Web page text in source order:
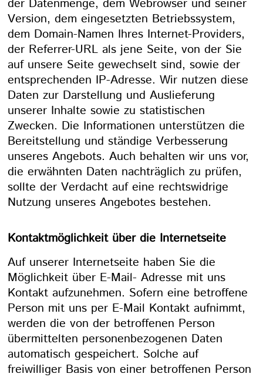
der Datenmenge, dem Webrowser und seiner
Version, dem eingesetzten Betriebssystem,
dem Domain-Namen Ihres Internet-Providers,
der Referrer-URL als jene Seite, von der Sie
auf unsere Seite gewechselt sind, sowie der
entsprechenden IP-Adresse. Wir nutzen diese
Daten zur Darstellung und Auslieferung
unserer Inhalte sowie zu statistischen
Zwecken. Die Informationen unterstützen die
Bereitstellung und ständige Verbesserung
unseres Angebots. Auch behalten wir uns vor,
die erwähnten Daten nachträglich zu prüfen,
sollte der Verdacht auf eine rechtswidrige
Nutzung unseres Angebotes bestehen.
Kontaktmöglichkeit über die Internetseite
Auf unserer Internetseite haben Sie die
Möglichkeit über E-Mail- Adresse mit uns
Kontakt aufzunehmen. Sofern eine betroffene
Person mit uns per E-Mail Kontakt aufnimmt,
werden die von der betroffenen Person
übermittelten personenbezogenen Daten
automatisch gespeichert. Solche auf
freiwilliger Basis von einer betroffenen Person